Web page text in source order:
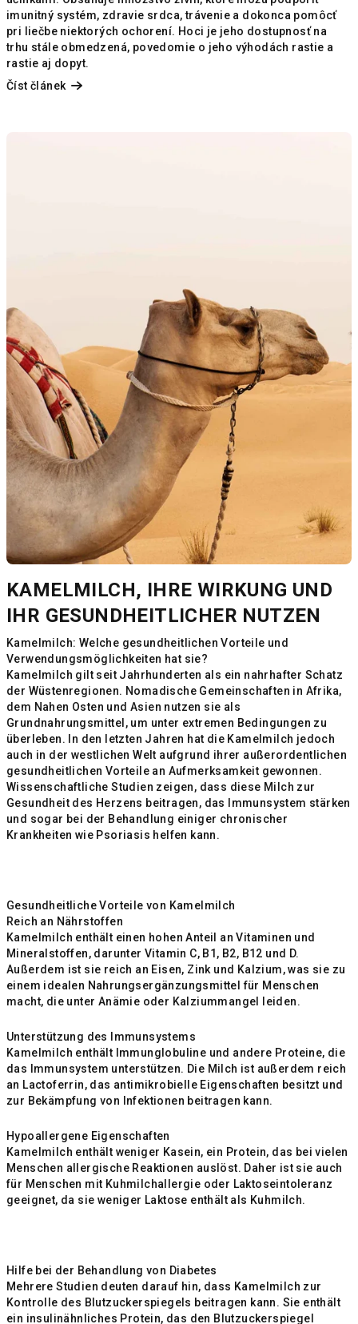
imunitný systém, zdravie srdca, trávenie a dokonca pomôcť
pri liečbe niektorých ochorení. Hoci je jeho dostupnosť na
trhu stále obmedzená, povedomie o jeho výhodách rastie a
rastie aj dopyt.
Číst článek
KAMELMILCH, IHRE WIRKUNG UND
IHR GESUNDHEITLICHER NUTZEN
Kamelmilch: Welche gesundheitlichen Vorteile und
Verwendungsmöglichkeiten hat sie?
Kamelmilch gilt seit Jahrhunderten als ein nahrhafter Schatz
der Wüstenregionen. Nomadische Gemeinschaften in Afrika,
dem Nahen Osten und Asien nutzen sie als
Grundnahrungsmittel, um unter extremen Bedingungen zu
überleben. In den letzten Jahren hat die Kamelmilch jedoch
auch in der westlichen Welt aufgrund ihrer außerordentlichen
gesundheitlichen Vorteile an Aufmerksamkeit gewonnen.
Wissenschaftliche Studien zeigen, dass diese Milch zur
Gesundheit des Herzens beitragen, das Immunsystem stärken
und sogar bei der Behandlung einiger chronischer
Krankheiten wie Psoriasis helfen kann.
Gesundheitliche Vorteile von Kamelmilch
Reich an Nährstoffen
Kamelmilch enthält einen hohen Anteil an Vitaminen und
Mineralstoffen, darunter Vitamin C, B1, B2, B12 und D.
Außerdem ist sie reich an Eisen, Zink und Kalzium, was sie zu
einem idealen Nahrungsergänzungsmittel für Menschen
macht, die unter Anämie oder Kalziummangel leiden.
Unterstützung des Immunsystems
Kamelmilch enthält Immunglobuline und andere Proteine, die
das Immunsystem unterstützen. Die Milch ist außerdem reich
an Lactoferrin, das antimikrobielle Eigenschaften besitzt und
zur Bekämpfung von Infektionen beitragen kann.
Hypoallergene Eigenschaften
Kamelmilch enthält weniger Kasein, ein Protein, das bei vielen
Menschen allergische Reaktionen auslöst. Daher ist sie auch
für Menschen mit Kuhmilchallergie oder Laktoseintoleranz
geeignet, da sie weniger Laktose enthält als Kuhmilch.
Hilfe bei der Behandlung von Diabetes
Mehrere Studien deuten darauf hin, dass Kamelmilch zur
Kontrolle des Blutzuckerspiegels beitragen kann. Sie enthält
ein insulinähnliches Protein, das den Blutzuckerspiegel